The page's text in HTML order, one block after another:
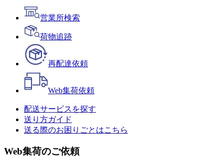
営業所検索
荷物追跡
再配達依頼
Web集荷依頼
配送サービスを探す
送り方ガイド
送る際のお困りごとはこちら
Web集荷のご依頼